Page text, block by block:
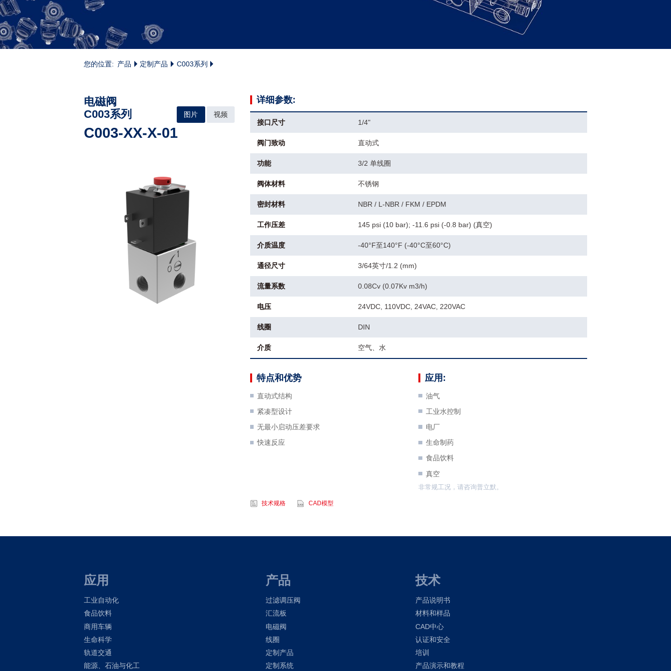
您的位置: 产品 定制产品 C003系列
电磁阀
C003系列
C003-XX-X-01
图片 视频
详细参数:
接口尺寸 1/4"
阀门致动 直动式
功能 3/2 单线圈
阀体材料 不锈钢
密封材料 NBR / L-NBR / FKM / EPDM
工作压差 145 psi (10 bar); -11.6 psi (-0.8 bar) (真空)
介质温度 -40°F至140°F (-40°C至60°C)
通径尺寸 3/64英寸/1.2 (mm)
流量系数 0.08Cv (0.07Kv m3/h)
电压 24VDC, 110VDC, 24VAC, 220VAC
线圈 DIN
介质 空气、水
特点和优势
直动式结构
紧凑型设计
无最小启动压差要求
快速反应
应用:
油气
工业水控制
电厂
生命制药
食品饮料
真空
非常规工况，请咨询普立默。
技术规格 CAD模型
应用
工业自动化
食品饮料
商用车辆
生命科学
轨道交通
能源、石油与化工
产品
过滤调压阀
汇流板
电磁阀
线圈
定制产品
定制系统
技术
产品说明书
材料和样品
CAD中心
认证和安全
培训
产品演示和教程